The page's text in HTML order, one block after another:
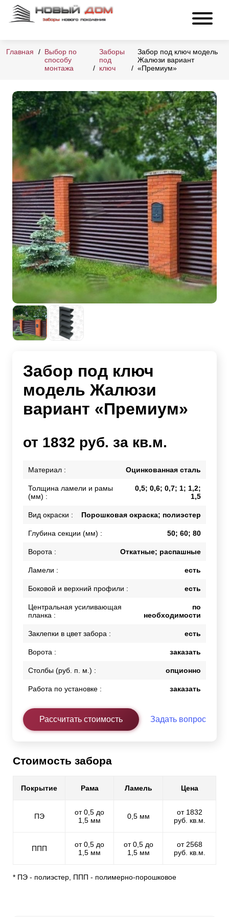
Главная
Выбор по
способу
монтажа
Заборы
под
ключ
Забор под ключ модель
Жалюзи вариант
«Премиум»
Забор под ключ
модель Жалюзи
вариант «Премиум»
от 1832 руб. за кв.м.
Материал : Оцинкованная сталь
Толщина ламели и рамы
(мм) :
0,5; 0,6; 0,7; 1; 1,2;
1,5
Вид окраски : Порошковая окраска; полиэстер
Глубина секции (мм) : 50; 60; 80
Ворота : Откатные; распашные
Ламели : есть
Боковой и верхний профили : есть
Центральная усиливающая
планка :
по
необходимости
Заклепки в цвет забора : есть
Ворота : заказать
Столбы (руб. п. м.) : опционно
Работа по установке : заказать
Рассчитать стоимость Задать вопрос
Стоимость забора
Покрытие Рама Ламель Цена
ПЭ
от 0,5 до
1,5 мм
0,5 мм
от 1832
руб. кв.м.
ППП
от 0,5 до
1,5 мм
от 0,5 до
1,5 мм
от 2568
руб. кв.м.
* ПЭ - полиэстер, ППП - полимерно-порошковое